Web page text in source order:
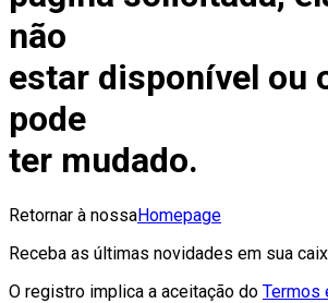
não
estar disponível ou
pode
ter mudado.
Retornar à nossaHomepage
Receba as últimas novidades em sua
O registro implica a aceitação do Termos